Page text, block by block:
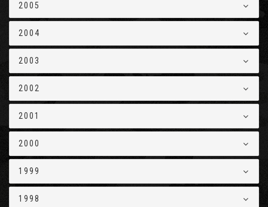
2005
2004
2003
2002
2001
2000
1999
1998